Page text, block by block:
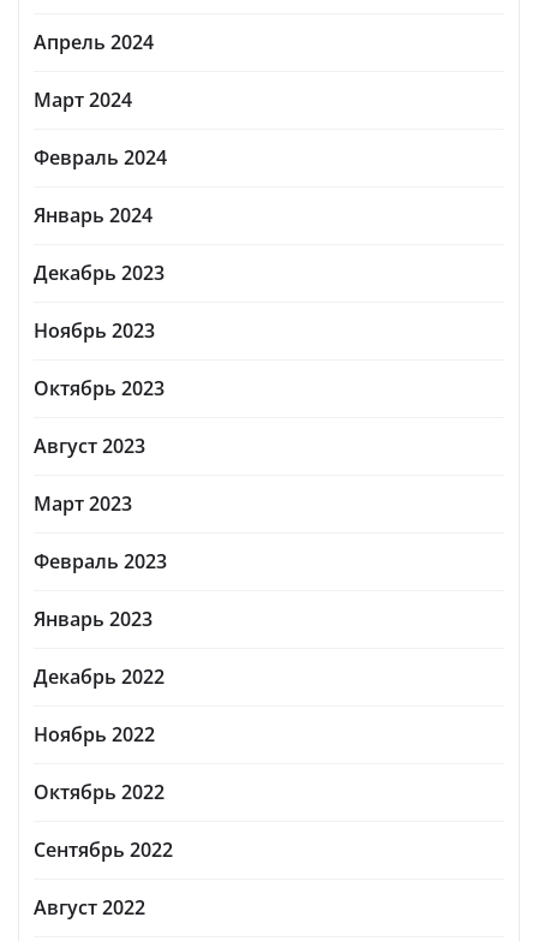
Апрель 2024
Март 2024
Февраль 2024
Январь 2024
Декабрь 2023
Ноябрь 2023
Октябрь 2023
Август 2023
Март 2023
Февраль 2023
Январь 2023
Декабрь 2022
Ноябрь 2022
Октябрь 2022
Сентябрь 2022
Август 2022